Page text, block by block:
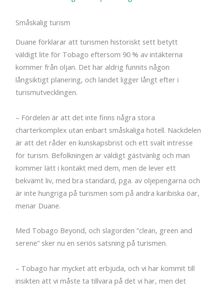
Småskalig turism
Duane förklarar att turismen historiskt sett betytt
väldigt lite för Tobago eftersom 90 % av intäkterna
kommer från oljan. Det har aldrig funnits någon
långsiktigt planering, och landet ligger långt efter i
turismutvecklingen.
– Fördelen är att det inte finns några stora
charterkomplex utan enbart småskaliga hotell. Nackdelen
är att det råder en kunskapsbrist och ett svalt intresse
för turism. Befolkningen är väldigt gästvänlig och man
kommer lätt i kontakt med dem, men de lever ett
bekvämt liv, med bra standard, pga. av oljepengarna och
är inte hungriga på turismen som på andra karibiska öar,
menar Duane.
Med Tobago Beyond, och slagorden ”clean, green and
serene” sker nu en seriös satsning på turismen.
– Tobago har mycket att erbjuda, och vi har kommit till
insikten att vi måste ta tillvara på det vi har, men det